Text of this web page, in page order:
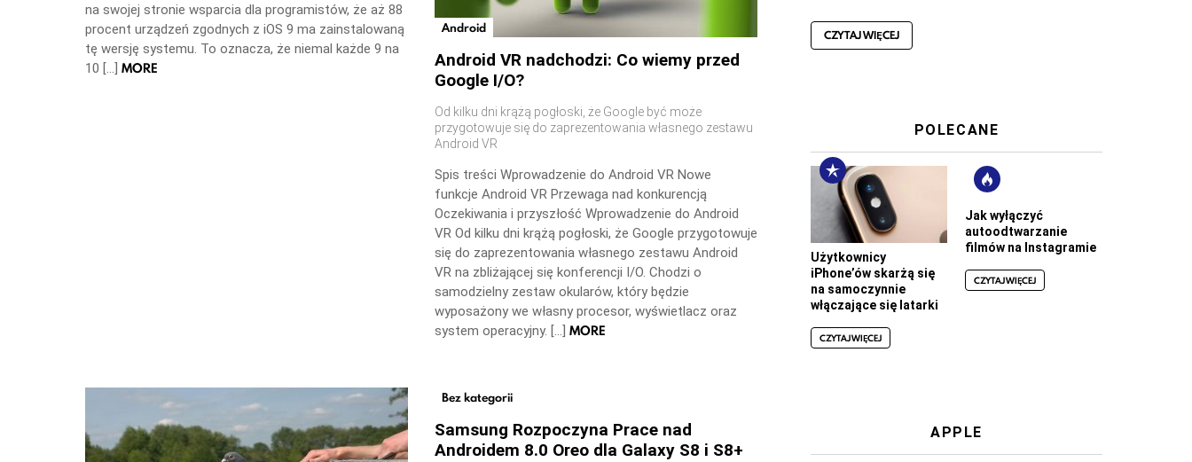
na swojej stronie wsparcia dla programistów, że aż 88
procent urządzeń zgodnych z iOS 9 ma zainstalowaną
tę wersję systemu. To oznacza, że niemal każde 9 na
10 […] MORE
Android
Android VR nadchodzi: Co wiemy przed
Google I/O?
Od kilku dni krążą pogłoski, że Google być może
przygotowuje się do zaprezentowania własnego zestawu
Android VR
Spis treści Wprowadzenie do Android VR Nowe
funkcje Android VR Przewaga nad konkurencją
Oczekiwania i przyszłość Wprowadzenie do Android
VR Od kilku dni krążą pogłoski, że Google przygotowuje
się do zaprezentowania własnego zestawu Android
VR na zbliżającej się konferencji I/O. Chodzi o
samodzielny zestaw okularów, który będzie
wyposażony we własny procesor, wyświetlacz oraz
system operacyjny. […] MORE
Bez kategorii
Samsung Rozpoczyna Prace nad
Androidem 8.0 Oreo dla Galaxy S8 i S8+
CZYTAJ WIĘCEJ
POLECANE
Użytkownicy
iPhone’ów skarżą się
na samoczynnie
włączające się latarki
CZYTAJ WIĘCEJ
Jak wyłączyć
autoodtwarzanie
filmów na Instagramie
CZYTAJ WIĘCEJ
APPLE